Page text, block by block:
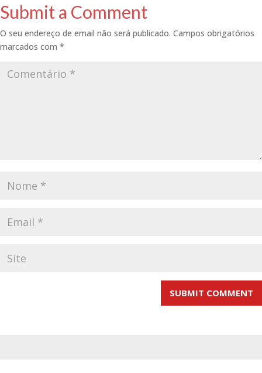
Submit a Comment
O seu endereço de email não será publicado. Campos obrigatórios
marcados com *